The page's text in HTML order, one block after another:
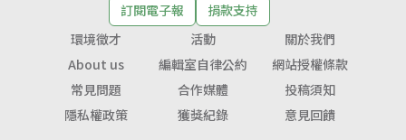
訂閱電子報
捐款支持
環境徵才
活動
關於我們
About us
編輯室自律公約
網站授權條款
常見問題
合作媒體
投稿須知
隱私權政策
獲獎紀錄 意見回饋